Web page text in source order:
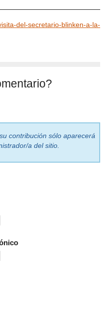
del-secretario-blinken-a-la-
contribución sólo aparecerá
a del sitio.